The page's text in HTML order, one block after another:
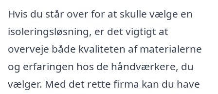
Hvis du står over for at skulle vælge en
isoleringsløsning, er det vigtigt at
overveje både kvaliteten af materialerne
og erfaringen hos de håndværkere, du
vælger. Med det rette firma kan du have